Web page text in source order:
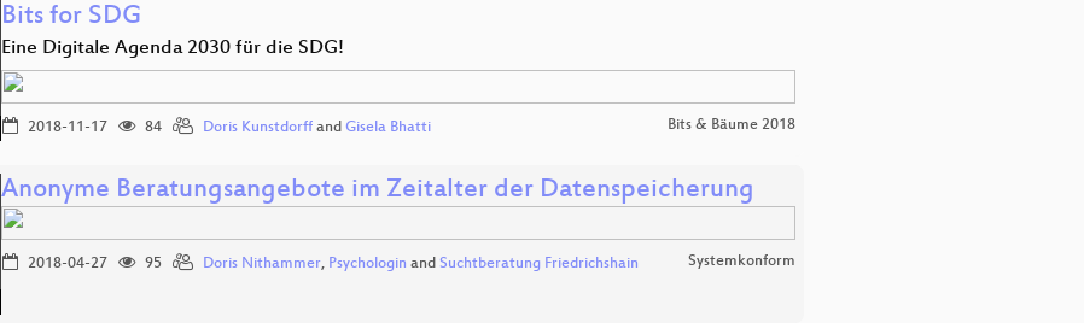
Bits for SDG
Eine Digitale Agenda 2030 für die SDG!
2018-11-17 84 Doris Kunstdorff andGisela Bhatti Bits & Bäume 2018
Anonyme Beratungsangebote im Zeitalter der Datenspeicherung
2018-04-27 95 Doris Nithammer, Psychologin andSuchtberatung Friedrichshain Systemkonform